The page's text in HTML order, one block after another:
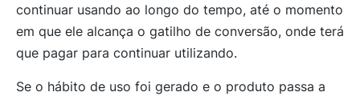
continuar usando ao longo do tempo, até o momento
em que ele alcança o gatilho de conversão, onde terá
que pagar para continuar utilizando.
Se o hábito de uso foi gerado e o produto passa a